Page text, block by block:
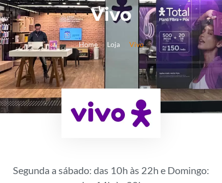
Vivo
Home Loja Vivo
Segunda a sábado: das 10h às 22h e Domingo: